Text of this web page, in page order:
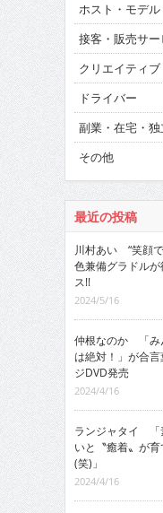
ホスト・モデル
接客・販売サー
クリエイティブ
ドライバー
副業・在宅・独
その他
最近の投稿
川村あい “笑顔
色兼備グラドル
ス!!
2024/5/16
仲根なのか 「み
は絶対！」が合
ジDVD発売
2024/4/16
ランジャタイ 「
いと〝癒着〟が
(笑)」
2024/4/16